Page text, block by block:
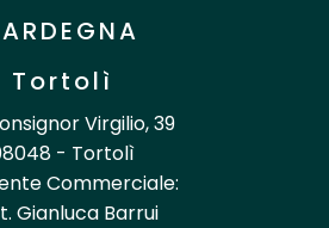
Tortolì
Virgilio, 39
- Tortolì
Commerciale:
Gianluca Barrui